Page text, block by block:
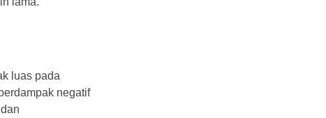
luas pada
negatif